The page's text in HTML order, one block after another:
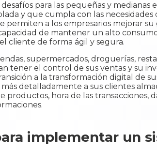
para las pequeñas y medianas
y que cumpla con las necesidades
a los empresarios mejorar
de mantener un alto
cliente de forma ágil y segura.
supermercados, droguerías,
tener el control de sus ventas y su
a la transformación digital de
detalladamente a sus clientes
productos, hora de las transacciones,
implementar un